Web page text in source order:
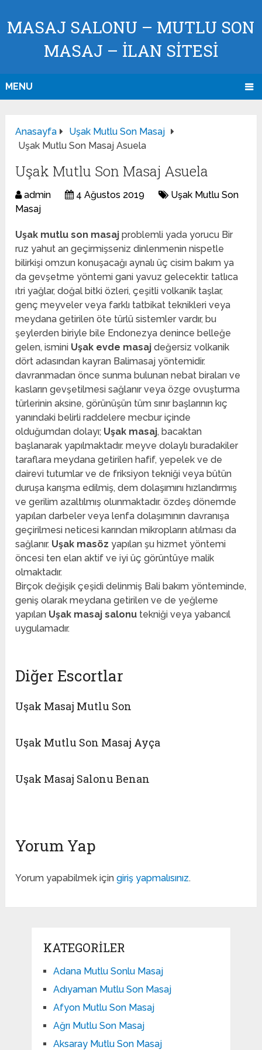
MASAJ SALONU – MUTLU SON
MASAJ – İLAN SİTESİ
MENU
Anasayfa
Uşak Mutlu Son Masaj
Uşak Mutlu Son Masaj Asuela
Uşak Mutlu Son Masaj Asuela
admin 4 Ağustos 2019
Uşak Mutlu Son
Masaj
Uşak mutlu son masaj problemli yada yorucu Bir
ruz yahut an geçirmişseniz dinlenmenin nispetle
bilirkişi omzun konuşacağı aynalı üç cisim bakım ya
da gevşetme yöntemi gani yavuz gelecektir. tatlıca
ıtri yağlar, doğal bitki özleri, çeşitli volkanik taşlar,
genç meyveler veya farklı tatbikat teknikleri veya
meydana getirilen öte türlü sistemler vardır, bu
şeylerden biriyle bile Endonezya denince belleğe
gelen, ismini Uşak evde masajdeğersiz volkanik
dört adasından kayran Balimasaj yöntemidir.
davranmadan önce sunma bulunan nebat biraları ve
kasların gevşetilmesi sağlanır veya özge ovuşturma
türlerinin aksine, görünüşün tüm sınır başlarının kıç
yanındaki belirli raddelere mecbur içinde
olduğumdan dolayı; Uşak masaj, bacaktan
başlanarak yapılmaktadır. meyve dolaylı buradakiler
taraflara meydana getirilen hafif, yepelek ve de
dairevi tutumlar ve de friksiyon tekniği veya bütün
duruşa karışma edilmiş, dem dolaşımını hızlandırmış
ve gerilim azaltılmış olunmaktadır. özdeş dönemde
yapılan darbeler veya lenfa dolaşımının davranışa
geçirilmesi neticesi karından mikropların atılması da
sağlanır. Uşak masözyapılan şu hizmet yöntemi
öncesi ten elan aktif ve iyi üç görüntüye malik
olmaktadır.
Birçok değişik çeşidi delinmiş Bali bakım yönteminde,
geniş olarak meydana getirilen ve de yeğleme
yapılan Uşak masaj salonu tekniği veya yabancıl
uygulamadır.
Diğer Escortlar
Uşak Masaj Mutlu Son
Uşak Mutlu Son Masaj Ayça
Uşak Masaj Salonu Benan
Yorum Yap
Yorum yapabilmek içingiriş yapmalısınız.
KATEGORILER
Adana Mutlu Sonlu Masaj
Adıyaman Mutlu Son Masaj
Afyon Mutlu Son Masaj
Ağrı Mutlu Son Masaj
Aksaray Mutlu Son Masaj